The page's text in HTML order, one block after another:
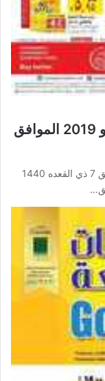
عروض لولو جدة الأسبوعية 10 يوليو 2019 الموافق
عروض لولو جدة الأسبوعية 10 يوليو 2019 الموافق 7 ذي القعده 1440